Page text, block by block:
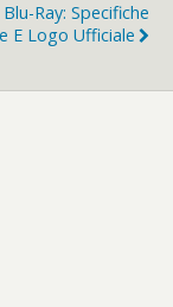
Ray: Specifiche
E Logo Ufficiale